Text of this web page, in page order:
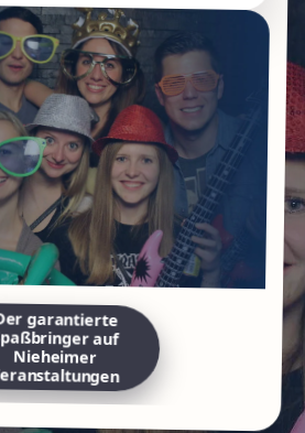
garantierte
auf
Nieheimer